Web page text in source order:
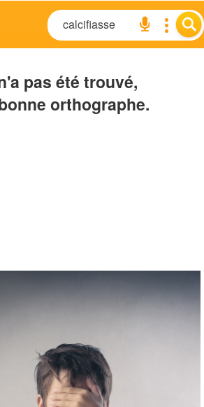
pas été trouvé,
orthographe.